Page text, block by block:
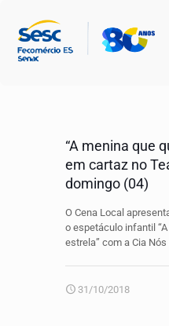
“A menina que
em cartaz no
domingo (04)
O Cena Local
o espetáculo infantil
estrela” com a Cia
31/10/2018